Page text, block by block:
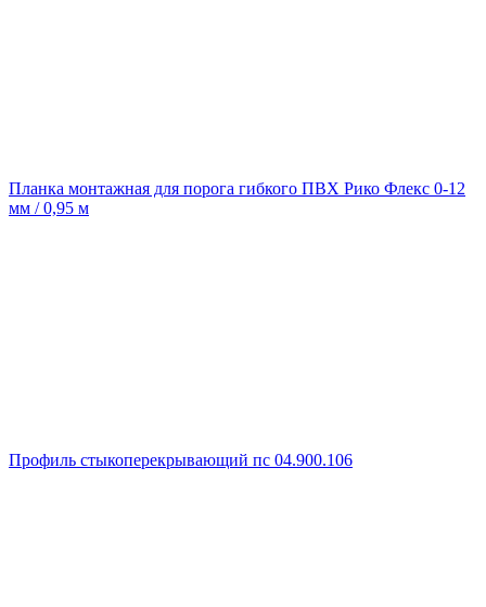
Планка монтажная для порога гибкого ПВХ Рико Флекс 0-12
мм / 0,95 м
Профиль стыкоперекрывающий пс 04.900.106